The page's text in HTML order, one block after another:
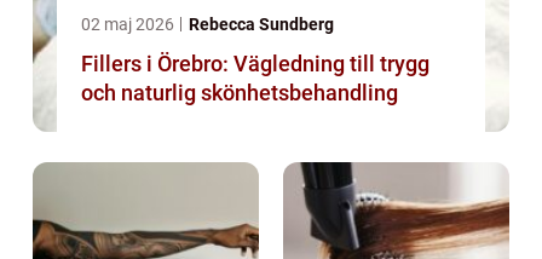
02 maj 2026 Rebecca Sundberg
Fillers i Örebro: Vägledning till trygg
och naturlig skönhetsbehandling